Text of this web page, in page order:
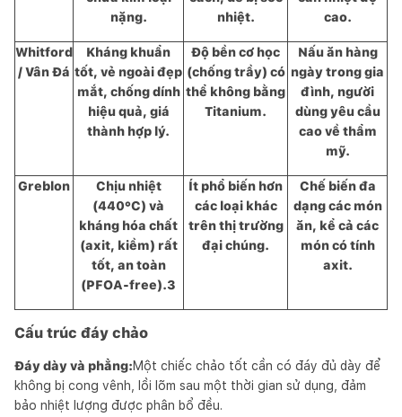
nặng.
nhiệt.
cao.
Whitford
/ Vân Đá
Kháng khuẩn
tốt, vẻ ngoài đẹp
mắt, chống dính
hiệu quả, giá
thành hợp lý.
Độ bền cơ học
(chống trầy) có
thể không bằng
Titanium.
Nấu ăn hàng
ngày trong gia
đình, người
dùng yêu cầu
cao về thẩm
mỹ.
Greblon
Chịu nhiệt
(440°C) và
kháng hóa chất
(axit, kiềm) rất
tốt, an toàn
(PFOA-free).3
Ít phổ biến hơn
các loại khác
trên thị trường
đại chúng.
Chế biến đa
dạng các món
ăn, kể cả các
món có tính
axit.
Cấu trúc đáy chảo
Đáy dày và phẳng:Một chiếc chảo tốt cần có đáy đủ dày để
không bị cong vênh, lồi lõm sau một thời gian sử dụng, đảm
bảo nhiệt lượng được phân bổ đều.